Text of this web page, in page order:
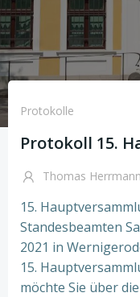
Protokolle
Protokoll 15.
Thomas Herrmann
15.
Standesbeamten
2021 in
15.
möchte Sie über